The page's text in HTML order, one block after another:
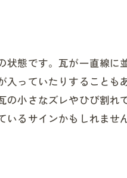
状態です。瓦が一直線
入っていたりすること
の小さなズレやひび割
るサインかもしれません